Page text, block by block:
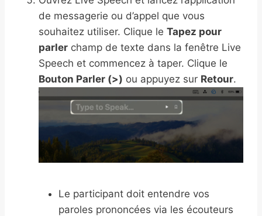
de messagerie ou d’appel que vous
souhaitez utiliser. Clique le Tapez pour
parler champ de texte dans la fenêtre Live
Speech et commencez à taper. Clique le
Bouton Parler (>) ou appuyez sur Retour.
Le participant doit entendre vos
paroles prononcées via les écouteurs